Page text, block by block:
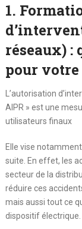
1.
réseaux) :
pour
L’autorisation
AIPR » est une
utilisateurs finaux
Elle vise
suite. En effet, les
secteur de la
réduire ces
mais aussi tout ce
dispositif électrique.